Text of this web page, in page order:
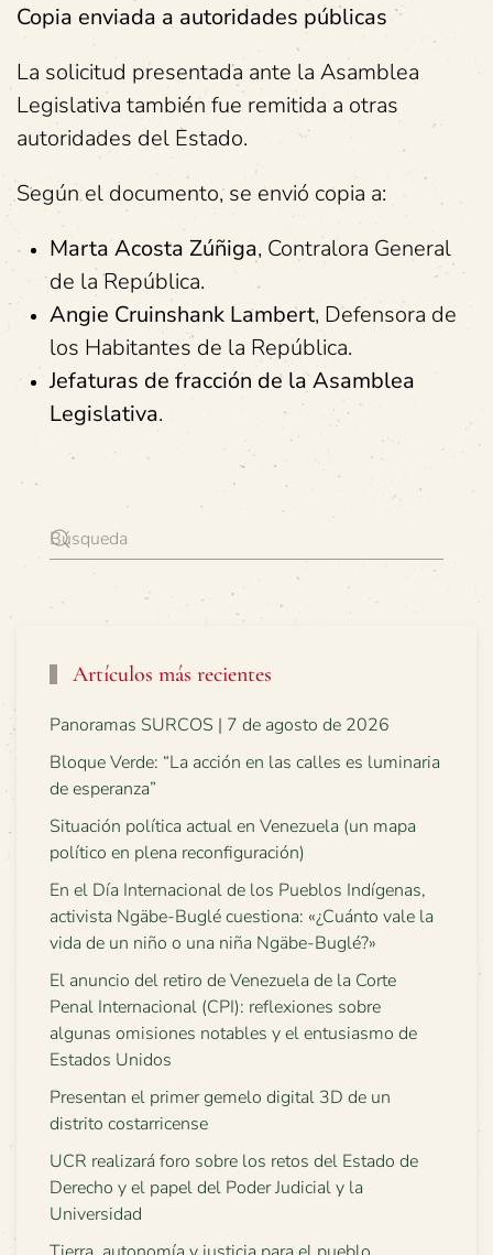
Copia enviada a autoridades públicas
La solicitud presentada ante la Asamblea
Legislativa también fue remitida a otras
autoridades del Estado.
Según el documento, se envió copia a:
Marta Acosta Zúñiga, Contralora General
de la República.
Angie Cruinshank Lambert, Defensora de
los Habitantes de la República.
Jefaturas de fracción de la Asamblea
Legislativa.
Artículos más recientes
Panoramas SURCOS | 7 de agosto de 2026
Bloque Verde: “La acción en las calles es luminaria
de esperanza”
Situación política actual en Venezuela (un mapa
político en plena reconfiguración)
En el Día Internacional de los Pueblos Indígenas,
activista Ngäbe-Buglé cuestiona: «¿Cuánto vale la
vida de un niño o una niña Ngäbe-Buglé?»
El anuncio del retiro de Venezuela de la Corte
Penal Internacional (CPI): reflexiones sobre
algunas omisiones notables y el entusiasmo de
Estados Unidos
Presentan el primer gemelo digital 3D de un
distrito costarricense
UCR realizará foro sobre los retos del Estado de
Derecho y el papel del Poder Judicial y la
Universidad